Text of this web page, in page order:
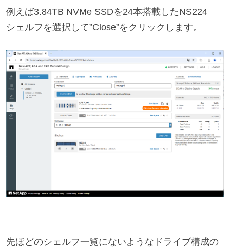
例えば3.84TB NVMe SSDを24本搭載したNS224
シェルフを選択して”Close”をクリックします。
先ほどのシェルフ一覧にないようなドライブ構成の